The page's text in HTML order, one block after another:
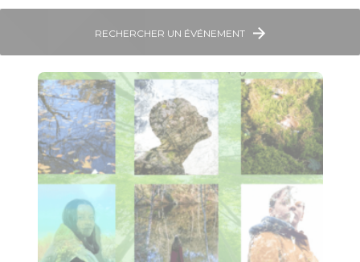
incontournables
Géants de
pierres :
menhirs et
dolmens
Patrimoine
religieux
Trésors
RECHERCHER UN ÉVÉNEMENT